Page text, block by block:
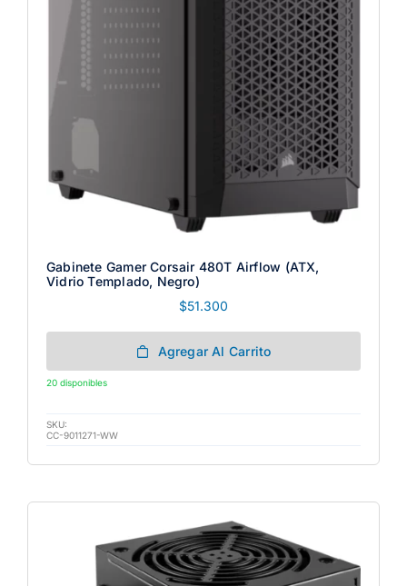
Gabinete Gamer Corsair 480T Airflow (ATX,
Vidrio Templado, Negro)
$51.300
Agregar Al Carrito
20 disponibles
SKU:
CC-9011271-WW